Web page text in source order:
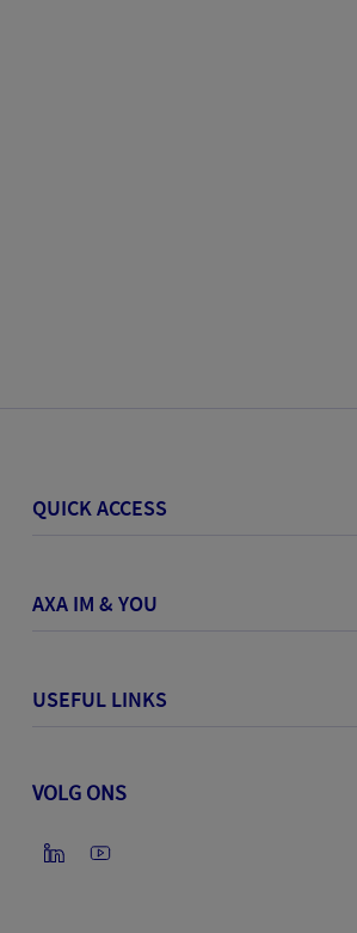
QUICK ACCESS
AXA IM & YOU
USEFUL LINKS
VOLG ONS